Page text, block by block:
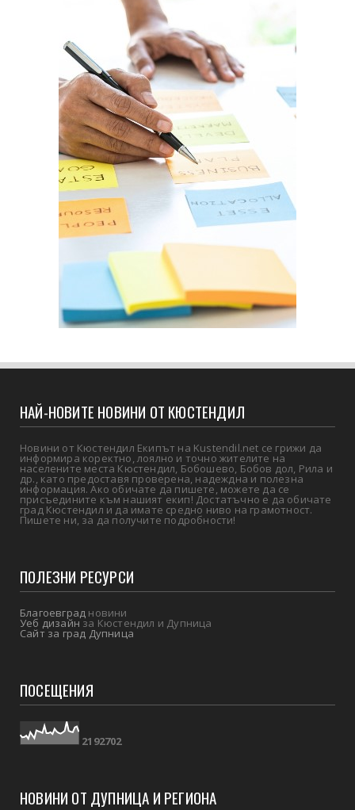
НАЙ-НОВИТЕ НОВИНИ ОТ КЮСТЕНДИЛ
Новини от Кюстендил Екипът на Kustendil.net се грижи да
информира коректно, лоялно и точно жителите на
населените места Кюстендил, Бобошево, Бобов дол, Рила и
др., като предоставя проверена, надеждна и полезна
информация. Ако обичате да пишете, можете да се
присъедините към нашият екип! Достатъчно е да обичате
град Кюстендил и да имате средно ниво на грамотност.
Пишете ни, за да получите подробности!
ПОЛЕЗНИ РЕСУРСИ
Благоевград новини
Уеб дизайнза Кюстендил и Дупница
Сайт за град Дупница
ПОСЕЩЕНИЯ
21 92702
НОВИНИ ОТ ДУПНИЦА И РЕГИОНА